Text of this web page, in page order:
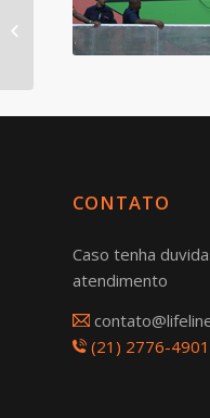
CONTATO
Caso tenha
atendimento
(21) 2776-4901
1º Edição do Estação
Rio 2014 – Cocotá